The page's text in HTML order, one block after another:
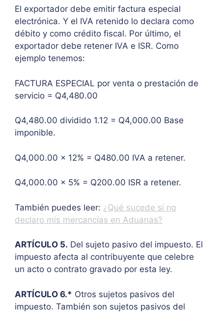
El exportador debe emitir factura especial
electrónica. Y el IVA retenido lo declara como
débito y como crédito fiscal. Por último, el
exportador debe retener IVA e ISR. Como
ejemplo tenemos:
FACTURA ESPECIAL por venta o prestación de
servicio = Q4,480.00
Q4,480.00 dividido 1.12 = Q4,000.00 Base
imponible.
Q4,000.00 x 12% = Q480.00 IVA a retener.
Q4,000.00 x 5% = Q200.00 ISR a retener.
También puedes leer: ¿Qué sucede si no
declaro mis mercancías en Aduanas?
ARTÍCULO 5. Del sujeto pasivo del impuesto. El
impuesto afecta al contribuyente que celebre
un acto o contrato gravado por esta ley.
ARTÍCULO 6.* Otros sujetos pasivos del
impuesto. También son sujetos pasivos del